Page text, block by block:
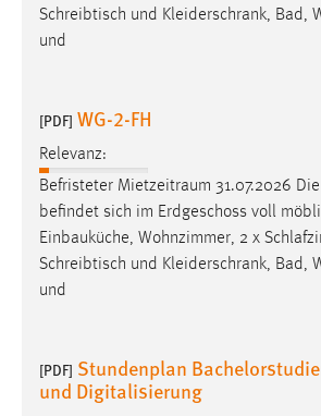
Schreibtisch und Kleiderschrank, Bad,
und
[PDF] WG-2-FH
Relevanz:
Befristeter Mietzeitraum 31.07.2026
befindet sich im Erdgeschoss voll
Einbauküche, Wohnzimmer, 2 x
Schreibtisch und Kleiderschrank, Bad,
und
[PDF] Stundenplan
und Digitalisierung